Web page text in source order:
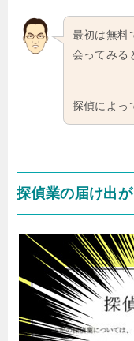
最初は無料
会ってみる
探偵によっ
探偵業の届け出